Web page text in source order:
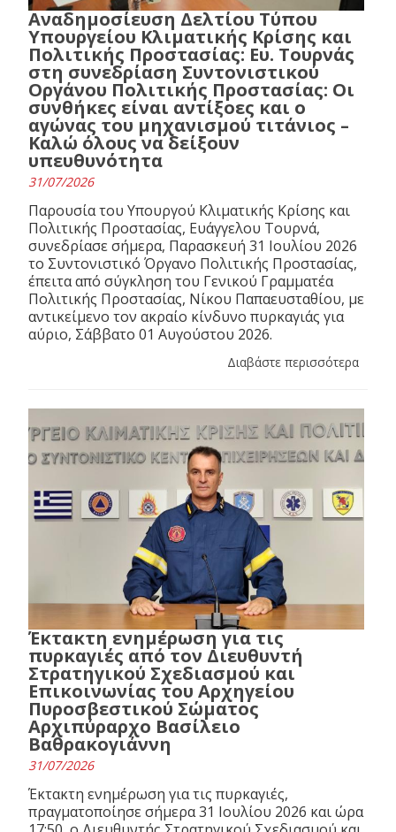
Αναδημοσίευση Δελτίου Τύπου
Υπουργείου Κλιματικής Κρίσης και
Πολιτικής Προστασίας: Ευ. Τουρνάς
στη συνεδρίαση Συντονιστικού
Οργάνου Πολιτικής Προστασίας: Οι
συνθήκες είναι αντίξοες και ο
αγώνας του μηχανισμού τιτάνιος –
Καλώ όλους να δείξουν
υπευθυνότητα
31/07/2026
Παρουσία του Υπουργού Κλιματικής Κρίσης και
Πολιτικής Προστασίας, Ευάγγελου Τουρνά,
συνεδρίασε σήμερα, Παρασκευή 31 Ιουλίου 2026
το Συντονιστικό Όργανο Πολιτικής Προστασίας,
έπειτα από σύγκληση του Γενικού Γραμματέα
Πολιτικής Προστασίας, Νίκου Παπαευσταθίου, με
αντικείμενο τον ακραίο κίνδυνο πυρκαγιάς για
αύριο, Σάββατο 01 Αυγούστου 2026.
Διαβάστε περισσότερα
Έκτακτη ενημέρωση για τις
πυρκαγιές από τον Διευθυντή
Στρατηγικού Σχεδιασμού και
Επικοινωνίας του Αρχηγείου
Πυροσβεστικού Σώματος
Αρχιπύραρχο Βασίλειο
Βαθρακογιάννη
31/07/2026
Έκτακτη ενημέρωση για τις πυρκαγιές,
πραγματοποίησε σήμερα 31 Ιουλίου 2026 και ώρα